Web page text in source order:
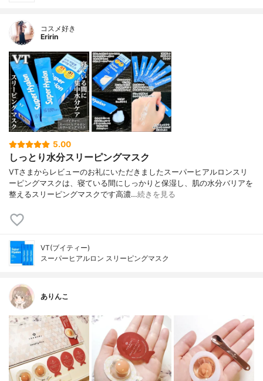
コスメ好き
Eririn
5.00
しっとり水分スリーピングマスク
VTさまからレビューのお礼にいただきましたスーパーヒアルロンスリ
ーピングマスクは、寝ている間にしっかりと保湿し、肌の水分バリアを
整えるスリーピングマスクです高濃…続きを見る
VT(ブイティー)
スーパーヒアルロン スリーピングマスク
ありんこ